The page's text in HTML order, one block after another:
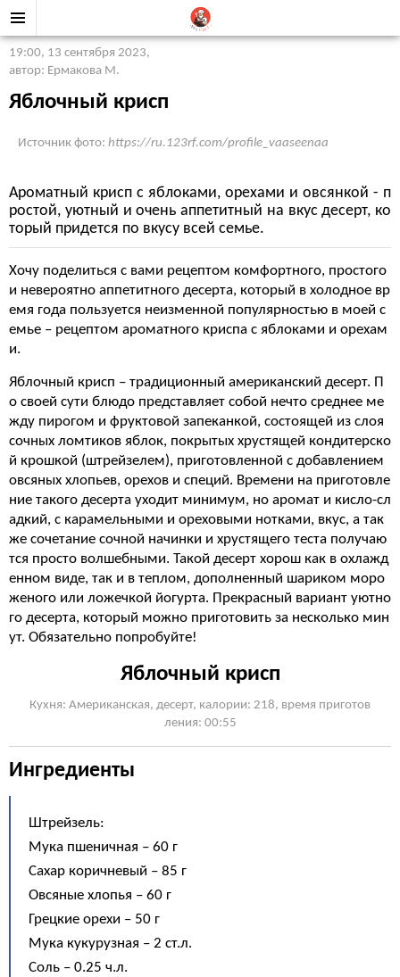
19:00, 13 сентября 2023,
автор: Ермакова М.
Яблочный крисп
Источник фото: https://ru.123rf.com/profile_vaaseenaa
Ароматный крисп с яблоками, орехами и овсянкой - п
ростой, уютный и очень аппетитный на вкус десерт, ко
торый придется по вкусу всей семье.
Хочу поделиться с вами рецептом комфортного, простого
и невероятно аппетитного десерта, который в холодное вр
емя года пользуется неизменной популярностью в моей с
емье – рецептом ароматного криспа с яблоками и орехам
и.
Яблочный крисп – традиционный американский десерт. П
о своей сути блюдо представляет собой нечто среднее ме
жду пирогом и фруктовой запеканкой, состоящей из слоя
сочных ломтиков яблок, покрытых хрустящей кондитерско
й крошкой (штрейзелем), приготовленной с добавлением
овсяных хлопьев, орехов и специй. Времени на приготовле
ние такого десерта уходит минимум, но аромат и кисло-сл
адкий, с карамельными и ореховыми нотками, вкус, а так
же сочетание сочной начинки и хрустящего теста получаю
тся просто волшебными. Такой десерт хорош как в охлажд
енном виде, так и в теплом, дополненный шариком моро
женого или ложечкой йогурта. Прекрасный вариант уютно
го десерта, который можно приготовить за несколько мин
ут. Обязательно попробуйте!
Яблочный крисп
Кухня: Американская, десерт, калории: 218, время приготов
ления: 00:55
Ингредиенты
Штрейзель:
Мука пшеничная – 60 г
Сахар коричневый – 85 г
Овсяные хлопья – 60 г
Грецкие орехи – 50 г
Мука кукурузная – 2 ст.л.
Соль – 0.25 ч.л.